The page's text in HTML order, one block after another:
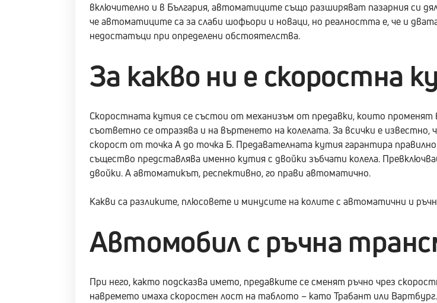
включително и в България, автоматиците също разширяват пазарния си
че автоматиците са за слаби шофьори и новаци, но реалността е, че и
недостатъци при определени обстоятелства.
За какво ни е скоростна
Скоростната кутия се състои от механизъм от предавки, които
съответно се отразява и на въртенето на колелата. За всички е
скорост от точка А до точка Б. Предавателната кутия гарантира
същество представлява именно кутия с двойки зъбчати колела.
двойки. А автоматикът, респективно, го прави автоматично.
Какви са разликите, плюсовете и минусите на колите с автоматични и
Автомобил с ръчна
При него, както подсказва името, предавките се сменят ръчно чрез
навремето имаха скоростен лост на таблото – като Трабант или